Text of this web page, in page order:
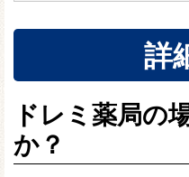
詳
ドレミ薬局の
か？